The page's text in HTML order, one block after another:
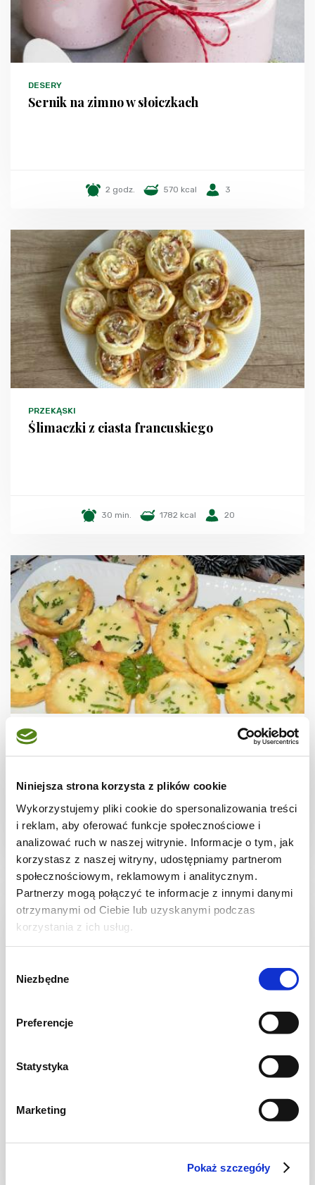
Niniejsza strona korzysta z plików cookie
Wykorzystujemy pliki cookie do spersonalizowania treści
i reklam, aby oferować funkcje społecznościowe i
analizować ruch w naszej witrynie. Informacje o tym, jak
korzystasz z naszej witryny, udostępniamy partnerom
społecznościowym, reklamowym i analitycznym.
Partnerzy mogą połączyć te informacje z innymi danymi
otrzymanymi od Ciebie lub uzyskanymi podczas
korzystania z ich usług.
zgody
Niezbędne
Preferencje
Statystyka
Marketing
Pokaż szczegóły
DESERY
Sernik na zimno w słoiczkach
2 godz. 570 kcal 3
PRZEKĄSKI
Ślimaczki z ciasta francuskiego
30 min. 1782 kcal 20
PRZEKĄSKI
Babeczki z ricottą
30 min. 2239 kcal 10
Pieczony ser camembert (z bułeczkami)